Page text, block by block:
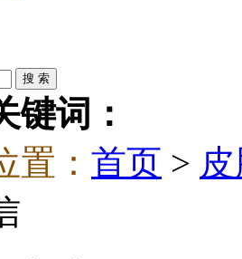
键词：
置： 首页 >